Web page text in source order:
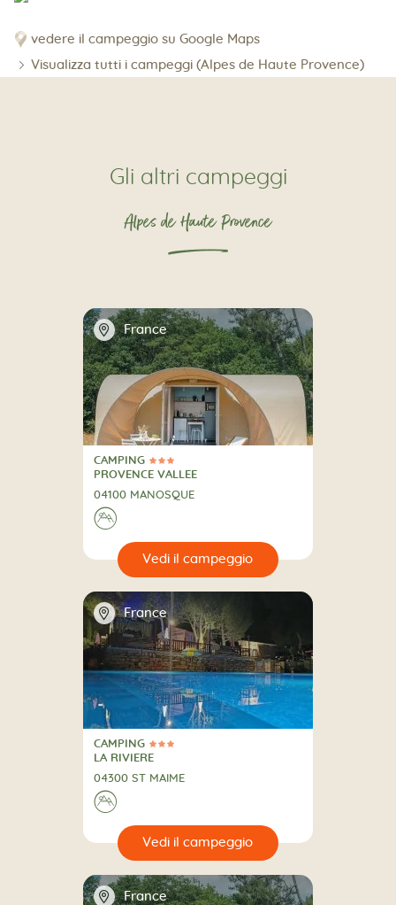
vedere il campeggio su Google Maps
Visualizza tutti i campeggi (Alpes de Haute Provence)
Gli altri campeggi
Alpes de Haute Provence
📍 France
3 Stelle
CAMPING
CAMPING
PROVENCE VALLEE
04100 MANOSQUE
⛰
📍 France
3 Stelle
CAMPING
CAMPING
LA RIVIERE
04300 ST MAIME
⛰
📍 France